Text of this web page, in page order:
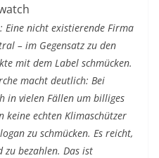
Eine nicht existierende Firma
– im Gegensatz zu den
mit dem Label schmücken.
macht deutlich: Bei
in vielen Fällen um billiges
keine echten Klimaschützer
zu schmücken. Es reicht,
zu bezahlen. Das ist